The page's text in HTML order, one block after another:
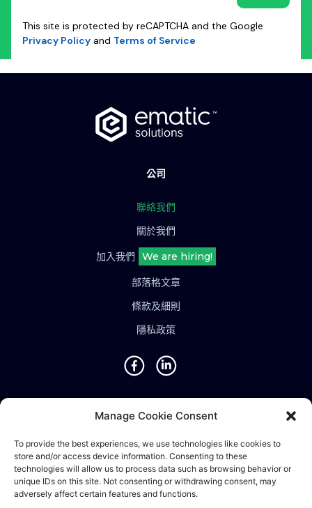
Manage Cookie Consent
To provide the best experiences, we use technologies like cookies to
store and/or access device information. Consenting to these
technologies will allow us to process data such as browsing behavior or
unique IDs on this site. Not consenting or withdrawing consent, may
adversely affect certain features and functions.
This site is protected by reCAPTCHA and the Google
Privacy Policy and Terms of Service
公司
聯絡我們
關於我們
加入我們 We are hiring!
部落格文章
條款及細則
隱私政策
地點
新加坡 • 馬來西亞 • 印度 • 越南 • 泰國 • 菲律賓 • 台灣 • 香
港 • 波斯尼亞 • 英國 • 中國